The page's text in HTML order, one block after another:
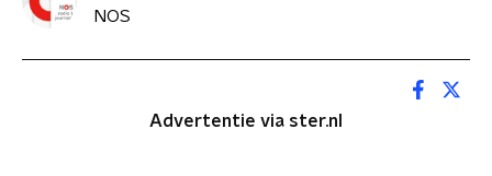
NOS
Advertentie via ster.nl